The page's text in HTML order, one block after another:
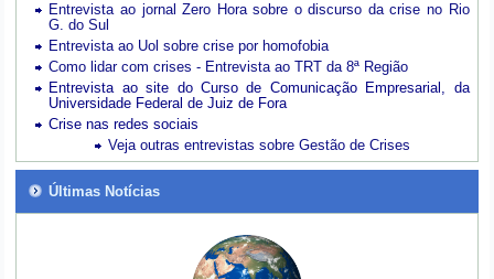
Entrevista ao jornal Zero Hora sobre o discurso da crise no Rio
G. do Sul
Entrevista ao Uol sobre crise por homofobia
Como lidar com crises - Entrevista ao TRT da 8ª Região
Entrevista ao site do Curso de Comunicação Empresarial, da
Universidade Federal de Juiz de Fora
Crise nas redes sociais
Veja outras entrevistas sobre Gestão de Crises
Últimas Notícias